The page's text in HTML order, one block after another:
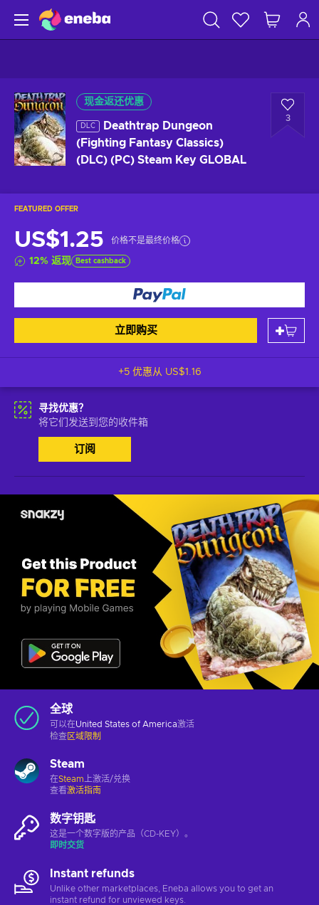
现金返还优惠
DLC
Deathtrap Dungeon
(Fighting Fantasy Classics)
(DLC) (PC) Steam Key GLOBAL
3
FEATURED OFFER
US$1.25 价格不是最终价格
12% 返现 Best cashback
立即购买
+5 优惠从 US$1.16
寻找优惠？
将它们发送到您的收件箱
订阅
全球
可以在United States of America激活
检查 区域限制
Steam
在Steam 上激活/兑换
查看激活指南
数字钥匙
这是一个数字版的产品（CD-KEY）。
即时交货
Instant refunds
Unlike other marketplaces, Eneba allows you to get an
instant refund for unviewed keys.